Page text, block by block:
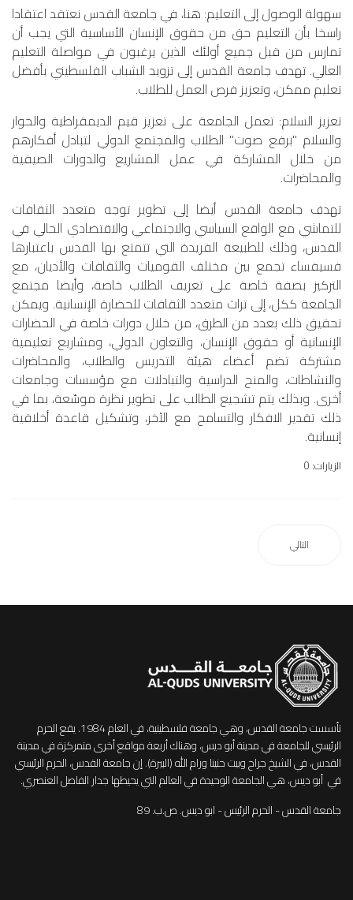
سهولة الوصول إلى التعليم: هنا، في جامعة القدس نعتقد اعتقادا
راسخا بأن التعليم حق من حقوق الإنسان الأساسية التي يجب أن
تمارس من قبل جميع أولئك الذين يرغبون في مواصلة التعليم
العالي. تهدف جامعة القدس إلى تزويد الشباب الفلسطيني بأفضل
تعليم ممكن، وتعزيز فرص العمل للطلاب.
تعزيز السلام: تعمل الجامعة على تعزيز قيم الديمقراطية والحوار
والسلام "برفع صوت" الطلاب والمجتمع الدولي لتبادل أفكارهم
من خلال المشاركة في عمل المشاريع والدورات الصيفية
والمحاضرات.
تهدف جامعة القدس أيضا إلى تطوير توجه متعدد الثقافات
للتماشي مع الواقع السياسي والاجتماعي والاقتصادي الحالي في
القدس، وذلك للطبيعة الفريدة التي تتمتع بها القدس باعتبارها
فسيفساء تجمع بين مختلف القوميات والثقافات والأديان، مع
التركيز بصفة خاصة على تعريف الطلاب خاصة، وأيضا مجتمع
الجامعة ككل، إلى تراث متعدد الثقافات للحضارة الإنسانية. ويمكن
تحقيق ذلك بعدد من الطرق، من خلال دورات خاصة في الحضارات
الإنسانية أو حقوق الإنسان، والتعاون الدولي، ومشاريع تعليمية
مشتركة تضم أعضاء هيئة التدريس والطلاب، والمحاضرات
والنشاطات، والمنح الدراسية والتبادلات مع مؤسسات وجامعات
أخرى. وبذلك يتم تشجيع الطالب على تطوير نظرة موسّعة، بما في
ذلك تقدير الافكار والتسامح مع الآخر، وتشكيل قاعدة أخلاقية
إنسانية.
الزيارات: 0
التالي
تأسست جامعة القدس، وهي جامعة فلسطينية، في العام 1984. يقع الحرم
الرئيسي للجامعة في مدينة أبو ديس، وهناك أربعة مواقع أخرى متمركزة في مدينة
القدس، في الشيخ جراح وبيت حنينا ورام الله (البيرة). إن جامعة القدس، الحرم الرئيسي
في أبو ديس، هي الجامعة الوحيدة في العالم التي يحيطها جدار الفاصل العنصري.
جامعة القدس - الحرم الرئيس - ابو ديس. ص.ب. 89